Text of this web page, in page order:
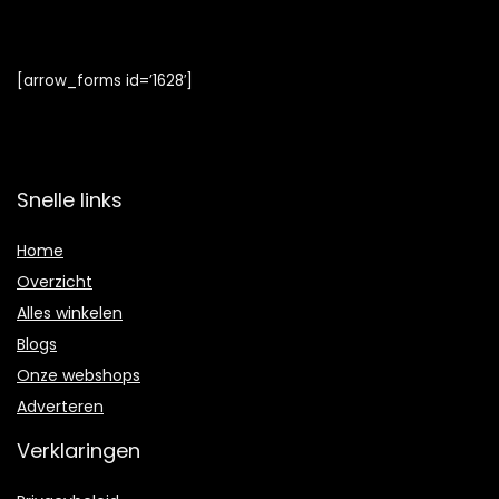
[arrow_forms id=’1628′]
Snelle links
Home
Overzicht
Alles winkelen
Blogs
Onze webshops
Adverteren
Verklaringen